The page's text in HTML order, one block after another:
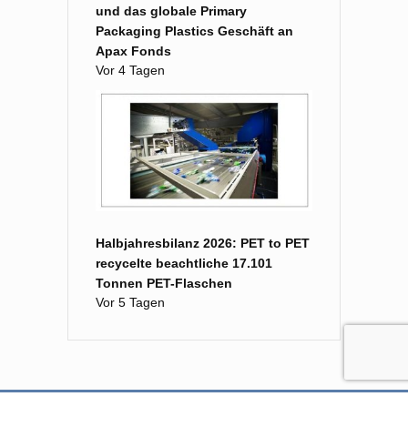
und das globale Primary
Packaging Plastics Geschäft an
Apax Fonds
Vor 4 Tagen
Halbjahresbilanz 2026: PET to PET
recycelte beachtliche 17.101
Tonnen PET-Flaschen
Vor 5 Tagen